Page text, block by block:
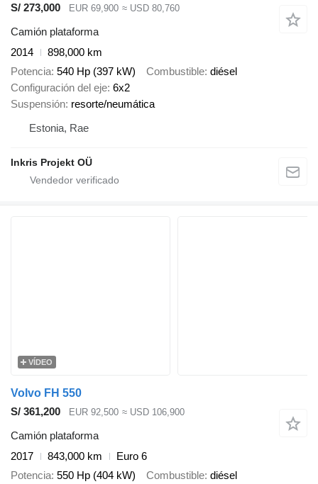
S/ 273,000 EUR 69,900 ≈ USD 80,760
Camión plataforma
2014
898,000 km
Potencia 540 Hp (397 kW) Combustible diésel
Configuración del eje 6x2
Suspensión resorte/neumática
Estonia, Rae
Inkris Projekt OÜ
VÍDEO
Volvo FH 550
S/ 361,200
EUR 92,500 ≈ USD 106,900
Camión plataforma
2017
843,000 km
Euro 6
Potencia 550 Hp (404 kW) Combustible diésel